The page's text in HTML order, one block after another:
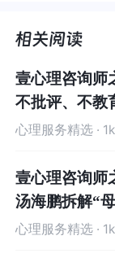
变错的的时候就
阶段二，我们发
家里的问题，根
父母关系不好，
感谢你对我
为老师看到
率而忽略学
对我说这些
看到了很多
略学生们心
壹心理咨询师
不批评、不教
心理服务精选 ·
壹心理咨询师
汤海鹏拆解“
心理服务精选 ·